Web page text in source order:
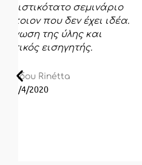
Πραγματικά ήταν
Υπέροχο
καθηγητής που
για e-learning και
το Live chat.